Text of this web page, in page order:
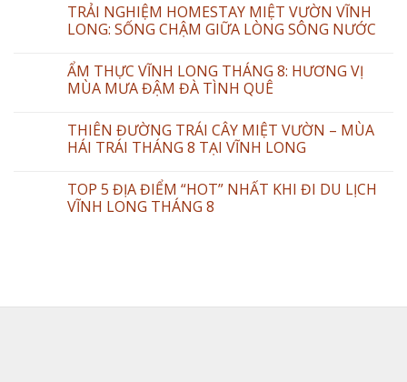
TRẢI NGHIỆM HOMESTAY MIỆT VƯỜN VĨNH
LONG: SỐNG CHẬM GIỮA LÒNG SÔNG NƯỚC
ẨM THỰC VĨNH LONG THÁNG 8: HƯƠNG VỊ
MÙA MƯA ĐẬM ĐÀ TÌNH QUÊ
THIÊN ĐƯỜNG TRÁI CÂY MIỆT VƯỜN – MÙA
HÁI TRÁI THÁNG 8 TẠI VĨNH LONG
TOP 5 ĐỊA ĐIỂM “HOT” NHẤT KHI ĐI DU LỊCH
VĨNH LONG THÁNG 8